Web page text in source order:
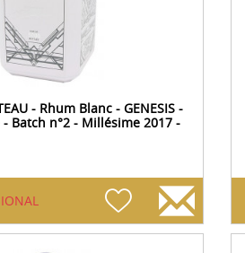
- Rhum Blanc - GENESIS -
Batch n°2 - Millésime 2017 -